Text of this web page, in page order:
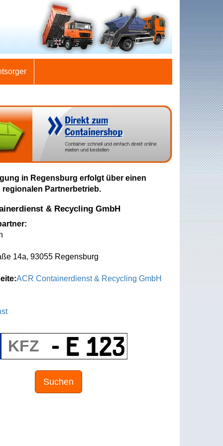
in Regensburg erfolgt über einen
Partnerbetrieb.
& Recycling GmbH
14a, 93055 Regensburg
ACR Containerdienst & Recycling GmbH
Suchen